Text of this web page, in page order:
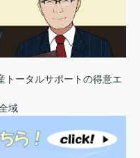
トータルサポートの得意エ
域